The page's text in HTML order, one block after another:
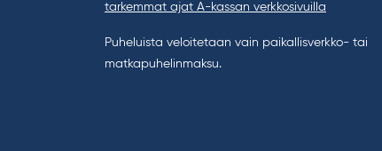
tarkemmat ajat A-kassan verkkosivuilla
Puheluista veloitetaan vain paikallisverkko- tai
matkapuhelinmaksu.